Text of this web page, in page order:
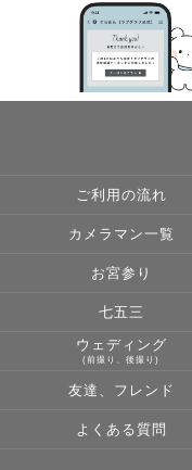
ご利用の流れ
カメラマン一覧
お宮参り
七五三
ウェディング
(前撮り、後撮り)
友達、フレンド
よくある質問